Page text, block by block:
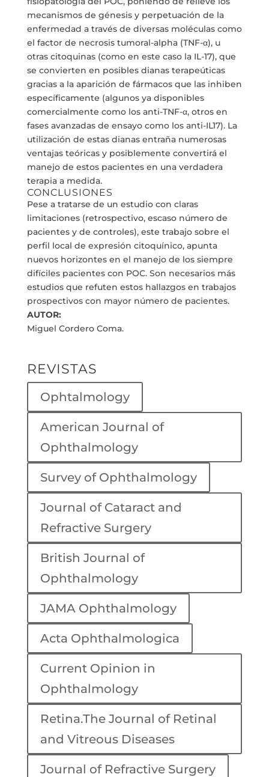
mecanismos de génesis y perpetuación de la
enfermedad a través de diversas moléculas como
el factor de necrosis tumoral-alpha (TNF-α), u
otras citoquinas (como en este caso la IL-17), que
se convierten en posibles dianas terapeúticas
gracias a la aparición de fármacos que las inhiben
específicamente (algunos ya disponibles
comercialmente como los anti-TNF-α, otros en
fases avanzadas de ensayo como los anti-IL17). La
utilización de estas dianas entraña numerosas
ventajas teóricas y posiblemente convertirá el
manejo de estos pacientes en una verdadera
terapia a medida.
CONCLUSIONES
Pese a tratarse de un estudio con claras
limitaciones (retrospectivo, escaso número de
pacientes y de controles), este trabajo sobre el
perfil local de expresión citoquínico, apunta
nuevos horizontes en el manejo de los siempre
difíciles pacientes con POC. Son necesarios más
estudios que refuten estos hallazgos en trabajos
prospectivos con mayor número de pacientes.
AUTOR:
Miguel Cordero Coma.
REVISTAS
Ophtalmology
American Journal of
Ophthalmology
Survey of Ophthalmology
Journal of Cataract and
Refractive Surgery
British Journal of
Ophthalmology
JAMA Ophthalmology
Acta Ophthalmologica
Current Opinion in
Ophthalmology
Retina.The Journal of Retinal
and Vitreous Diseases
Journal of Refractive Surgery